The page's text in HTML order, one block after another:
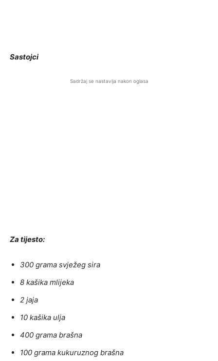
Sastojci
Sadržaj se nastavlja nakon oglasa
Za tijesto:
300 grama svježeg sira
8 kašika mlijeka
2 jaja
10 kašika ulja
400 grama brašna
100 grama kukuruznog brašna